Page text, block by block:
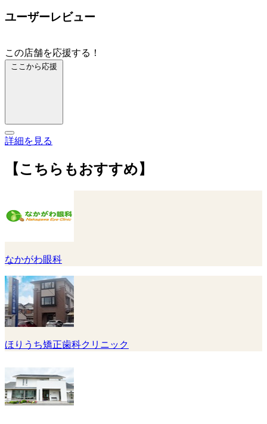
ユーザーレビュー
この店舗を応援する！
ここから応援
詳細を見る
【こちらもおすすめ】
なかがわ眼科
ほりうち矯正歯科クリニック